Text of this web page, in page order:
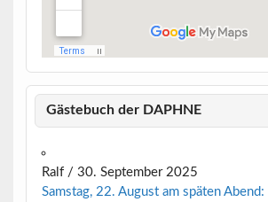
Gästebuch der DAPHNE
Ralf/ 30. September 2025
Samstag, 22. August am späten